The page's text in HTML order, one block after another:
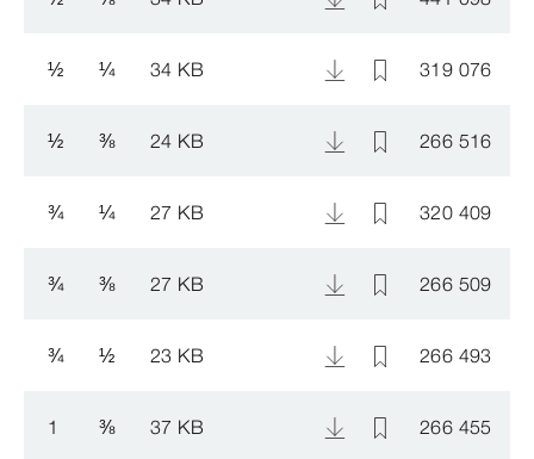
½ ¼ 34 KB 319 076
½ ⅜ 24 KB 266 516
¾ ¼ 27 KB 320 409
¾ ⅜ 27 KB 266 509
¾ ½ 23 KB 266 493
1 ⅜ 37 KB 266 455